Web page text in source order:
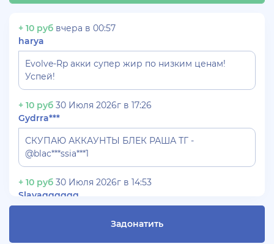
+ 10 руб вчера в 00:57
harya
Evolve-Rp акки супер жир по низким ценам!
Успей!
+ 10 руб 30 Июля 2026г в 17:26
Gydrra***
СКУПАЮ АККАУНТЫ БЛЕК РАША ТГ -
@blac***ssia***1
+ 10 руб 30 Июля 2026г в 14:53
Slavagggggg
Задонатить